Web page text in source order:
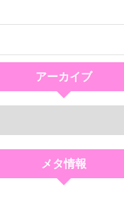
アーカイブ
メタ情報